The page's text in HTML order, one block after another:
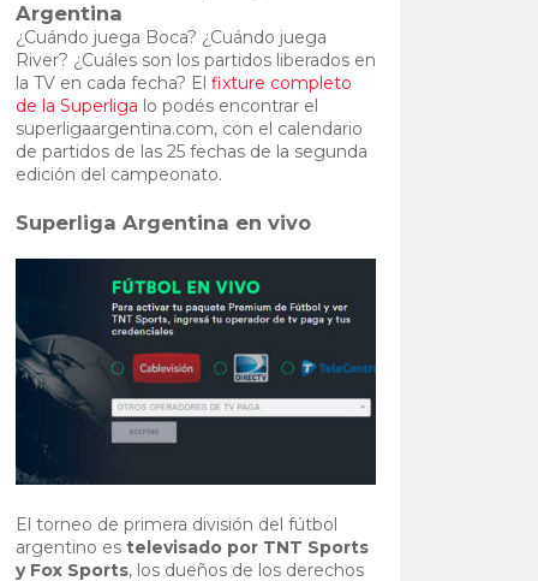
Argentina
¿Cuándo juega Boca? ¿Cuándo juega
River? ¿Cuáles son los partidos liberados en
la TV en cada fecha? El fixture completo
de la Superliga lo podés encontrar el
superligaargentina.com, con el calendario
de partidos de las 25 fechas de la segunda
edición del campeonato.
Superliga Argentina en vivo
El torneo de primera división del fútbol
argentino es televisado por TNT Sports
y Fox Sports, los dueños de los derechos